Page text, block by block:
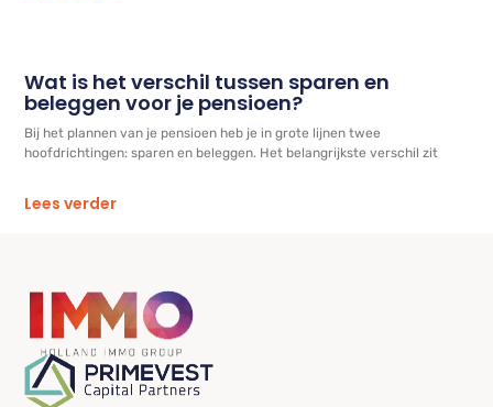
Wat is het verschil tussen sparen en
beleggen voor je pensioen?
Bij het plannen van je pensioen heb je in grote lijnen twee
hoofdrichtingen: sparen en beleggen. Het belangrijkste verschil zit
Lees verder